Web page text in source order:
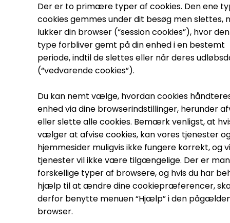
Der er to primære typer af cookies. Den ene
cookies gemmes under dit besøg men slettes,
lukker din browser (“session cookies”), hvor
type forbliver gemt på din enhed i en bestemt
periode, indtil de slettes eller når deres
(“vedvarende cookies”).
Du kan nemt vælge, hvordan cookies
enhed via dine browserindstillinger, herunder
eller slette alle cookies. Bemærk venligst, at
vælger at afvise cookies, kan vores tjenester
hjemmesider muligvis ikke fungere korrekt, og
tjenester vil ikke være tilgængelige. Der er
forskellige typer af browsere, og hvis du har
hjælp til at ændre dine cookiepræferencer,
derfor benytte menuen “Hjælp” i den
browser.